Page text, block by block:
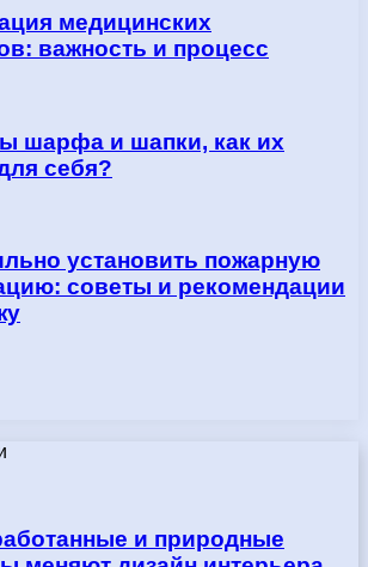
медицинских
важность и процесс
шарфа и шапки, как их
себя?
установить пожарную
советы и рекомендации
и природные